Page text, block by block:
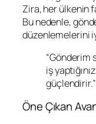
Zira, her ülkenin
Bu nedenle,
düzenlemelerini
“Gönderim
iş
güçlendirir.”
Öne Çıkan